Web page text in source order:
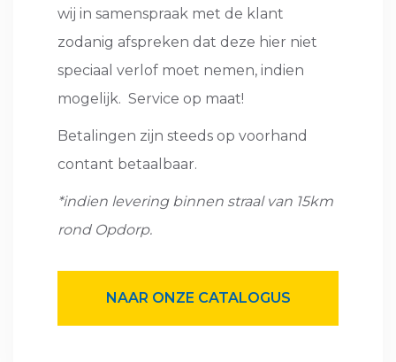
wij in samenspraak met de klant
zodanig afspreken dat deze hier niet
speciaal verlof moet nemen, indien
mogelijk. Service op maat!
Betalingen zijn steeds op voorhand
contant betaalbaar.
*indien levering binnen straal van 15km
rond Opdorp.
NAAR ONZE CATALOGUS